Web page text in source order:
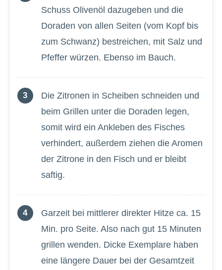
Schuss Olivenöl dazugeben und die
Doraden von allen Seiten (vom Kopf bis
zum Schwanz) bestreichen, mit Salz und
Pfeffer würzen. Ebenso im Bauch.
Die Zitronen in Scheiben schneiden und
beim Grillen unter die Doraden legen,
somit wird ein Ankleben des Fisches
verhindert, außerdem ziehen die Aromen
der Zitrone in den Fisch und er bleibt
saftig.
Garzeit bei mittlerer direkter Hitze ca. 15
Min. pro Seite. Also nach gut 15 Minuten
grillen wenden. Dicke Exemplare haben
eine längere Dauer bei der Gesamtzeit